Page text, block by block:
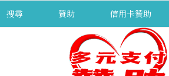
搜尋 贊助 信用卡贊助